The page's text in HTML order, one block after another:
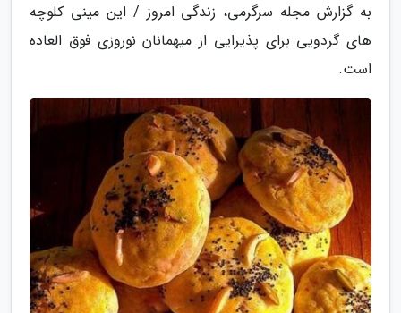
به گزارش مجله سرگرمی، زندگی امروز / این مینی کلوچه
های گردویی برای پذیرایی از میهمانان نوروزی فوق العاده
است.